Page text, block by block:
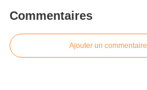
Commentaires
Ajouter un commentaire